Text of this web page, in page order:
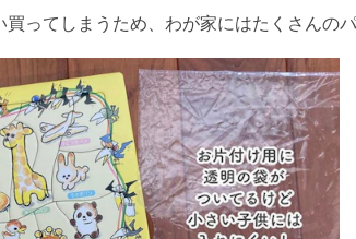
ってしまうため、わが家にはたくさんのパ